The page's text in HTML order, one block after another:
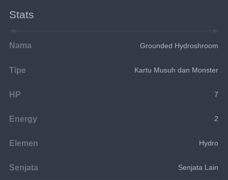
Stats
Nama Grounded Hydroshroom
Tipe Kartu Musuh dan Monster
HP 7
Energy 2
Elemen Hydro
Senjata Senjata Lain